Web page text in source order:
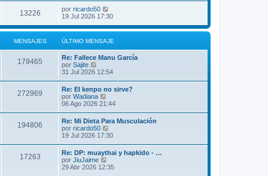
13226 por ricardo50
19 Jul 2026 17:30
MENSAJES ÚLTIMO MENSAJE
179465
Re: Fallece Manu García
por Sajite
e
l
t
i
m
o
m
e
n
s
a
j
e
31 Jul 2026 12:54
272969
Re: El kenpo no sirve?
por Wadiana
e
l
t
i
m
o
e
06 Ago 2026 21:44
194806
Re: Mi Dieta Para Musculación
por ricardo50
e
l
t
i
19 Jul 2026 17:30
17263
Re: DP: muaythai y hapkido - …
por JiuJaime
e
29 Abr 2026 12:35